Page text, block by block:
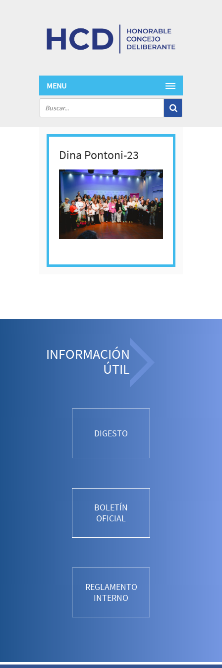
MENU
Dina Pontoni-23
INFORMACIÓN
ÚTIL
DIGESTO
BOLETÍN
OFICIAL
REGLAMENTO
INTERNO